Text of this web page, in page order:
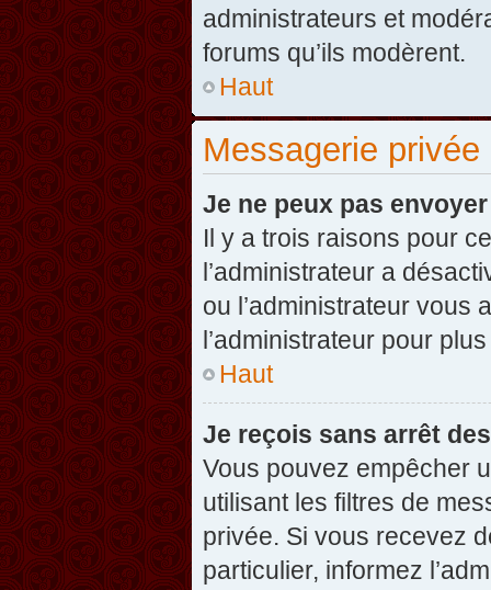
administrateurs et
forums qu’ils modèrent.
Haut
Messagerie privée
Je ne peux pas
Il y a trois raisons pour
l’administrateur a
ou l’administrateur vous
l’administrateur pour
Haut
Je reçois sans arrêt
Vous pouvez empêcher
utilisant les filtres de
privée. Si vous recevez
particulier, informez